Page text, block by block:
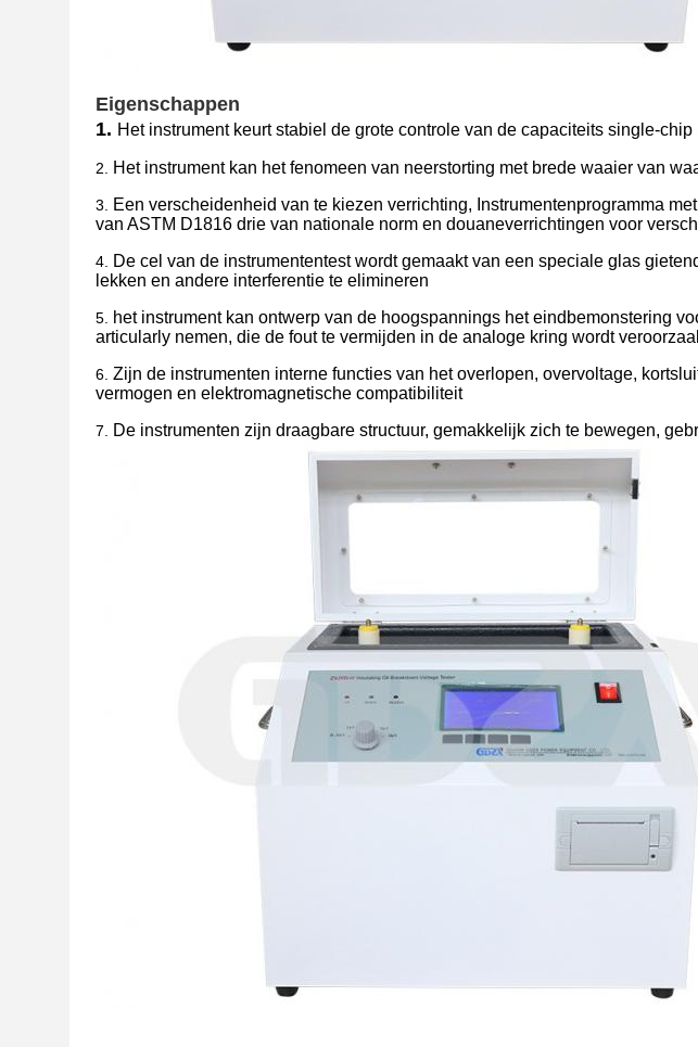
Eigenschappen
1. Het instrument keurt stabiel de grote controle van de capaciteits single-
2. Het instrument kan het fenomeen van neerstorting met brede waaier van
3.
Een verscheidenheid van te kiezen verrichting, Instrumentenprogramma
van ASTM D1816 drie van nationale norm en douaneverrichtingen voor
4.
De cel van de instrumententest wordt gemaakt van een speciale glas
lekken en andere interferentie te elimineren
5.
het instrument kan ontwerp van de hoogspannings het eindbemonstering
articularly nemen, die de fout te vermijden in de analoge kring wordt
6. Zijn de instrumenten interne functies van het overlopen, overvoltage,
vermogen en elektromagnetische compatibiliteit
7. De instrumenten zijn draagbare structuur, gemakkelijk zich te bewegen,